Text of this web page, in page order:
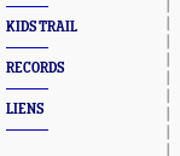
KIDS TRAIL
RECORDS
LIENS